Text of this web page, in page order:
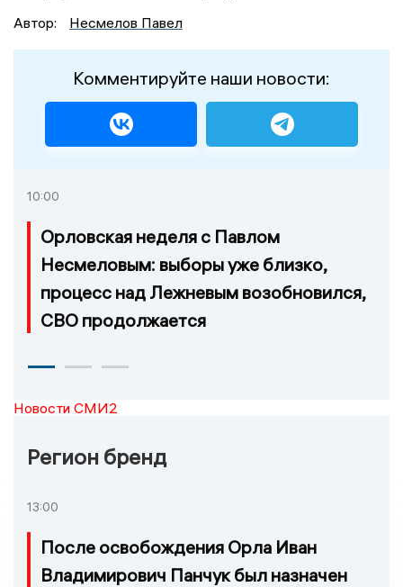
Автор:
Несмелов Павел
Комментируйте наши новости:
10:00
Орловская неделя с Павлом
Несмеловым: выборы уже близко,
процесс над Лежневым возобновился,
СВО продолжается
Новости СМИ2
Регион бренд
13:00
После освобождения Орла Иван
Владимирович Панчук был назначен